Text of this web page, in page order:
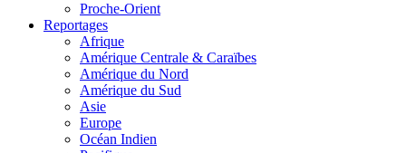
Proche-Orient
Reportages
Afrique
Amérique Centrale & Caraïbes
Amérique du Nord
Amérique du Sud
Asie
Europe
Océan Indien